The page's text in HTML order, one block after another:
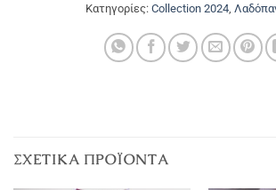
Κατηγορίες: Collection 2024
ΣΧΕΤΙΚΆ ΠΡΟΪΌΝΤΑ